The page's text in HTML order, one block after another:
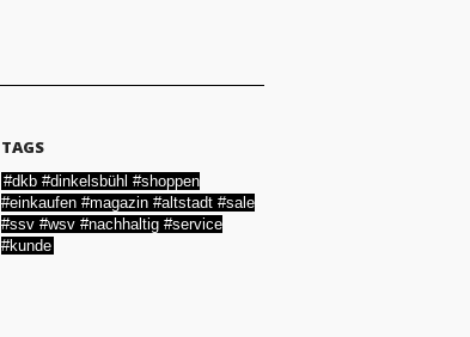
TAGS
#dkb #dinkelsbühl #shoppen
#einkaufen #magazin #altstadt #sale
#ssv #wsv #nachhaltig #service
#kunde